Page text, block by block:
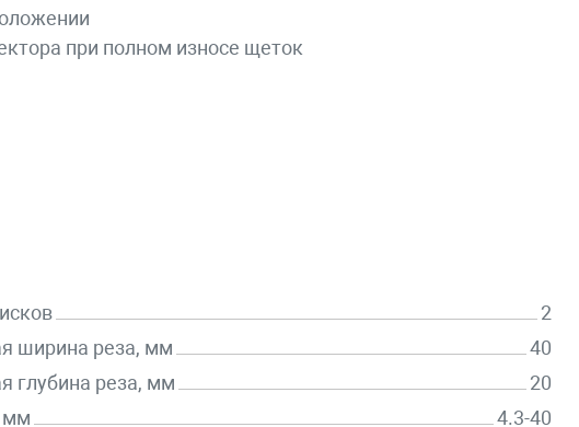
при полном износе щеток
2
ширина реза, мм
40
глубина реза, мм
20
мм
4.3-40